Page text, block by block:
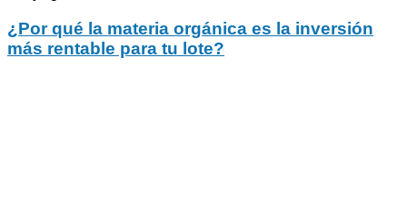
¿Por qué la materia orgánica es la inversión
más rentable para tu lote?